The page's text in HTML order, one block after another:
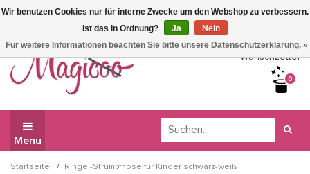
Wir haben Betriebsferien, daher können Sie derzeit nicht
bestellen.
Wunschzettel
0
Menu
Startseite / Ringel-Strumpfhose für Kinder schwarz-weiß
Wir benutzen Cookies nur für interne Zwecke um den Webshop zu verbessern.
Ist das in Ordnung?
Ja
Nein
Für weitere Informationen beachten Sie bitte unsere Datenschutzerklärung. »